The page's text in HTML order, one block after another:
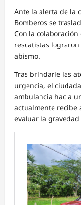
Ante la alerta de la
Bomberos se
Con la
rescatistas
abismo.
Tras brindarle las
urgencia, el
ambulancia hacia
actualmente recibe
evaluar la gravedad